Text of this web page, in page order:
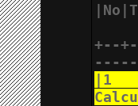
+--
|1